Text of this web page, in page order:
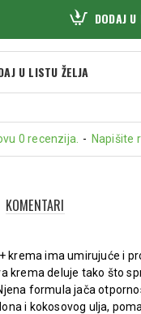
0 recenzija. - Napišite
DODAJ
U LISTU ŽELJA
KOMENTARI
krema ima umirujuće i
krema deluje tako što
formula jača
i kokosovog ulja,